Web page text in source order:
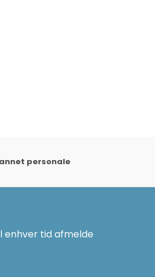
personale
enhver tid afmelde